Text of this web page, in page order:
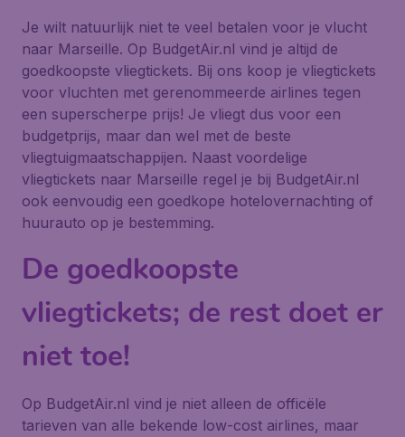
Je wilt natuurlijk niet te veel betalen voor je vlucht
naar Marseille. Op BudgetAir.nl vind je altijd de
goedkoopste vliegtickets. Bij ons koop je vliegtickets
voor vluchten met gerenommeerde airlines tegen
een superscherpe prijs! Je vliegt dus voor een
budgetprijs, maar dan wel met de beste
vliegtuigmaatschappijen. Naast voordelige
vliegtickets naar Marseille regel je bij BudgetAir.nl
ook eenvoudig een goedkope hotelovernachting of
huurauto op je bestemming.
De goedkoopste
vliegtickets; de rest doet er
niet toe!
Op BudgetAir.nl vind je niet alleen de officële
tarieven van alle bekende low-cost airlines, maar